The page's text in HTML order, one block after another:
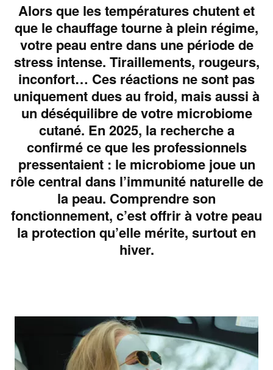
Alors que les températures chutent et
que le chauffage tourne à plein régime,
votre peau entre dans une période de
stress intense. Tiraillements, rougeurs,
inconfort… Ces réactions ne sont pas
uniquement dues au froid, mais aussi à
un déséquilibre de votre microbiome
cutané. En 2025, la recherche a
confirmé ce que les professionnels
pressentaient : le microbiome joue un
rôle central dans l’immunité naturelle de
la peau. Comprendre son
fonctionnement, c’est offrir à votre peau
la protection qu’elle mérite, surtout en
hiver.